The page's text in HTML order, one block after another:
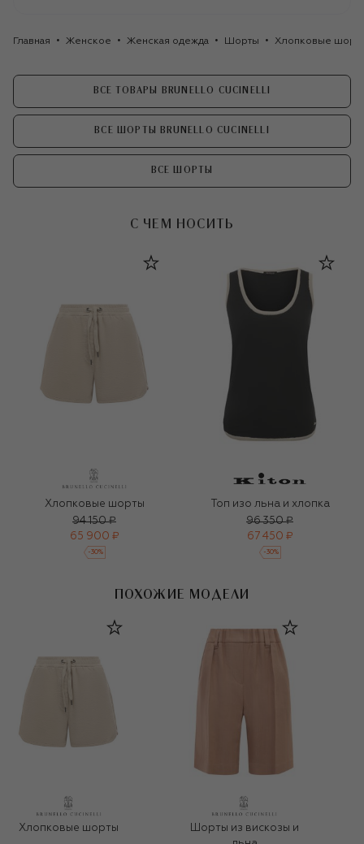
Главная Женское Женская одежда Шорты Хлопковые
ВСЕ ТОВАРЫ BRUNELLO CUCINELLI
ВСЕ ШОРТЫ BRUNELLO CUCINELLI
ВСЕ ШОРТЫ
С ЧЕМ НОСИТЬ
Хлопковые шорты
94 150 ₽
65 900 ₽
-30%
Топ изо льна и хлопка
96 350 ₽
67 450 ₽
-30%
ПОХОЖИЕ МОДЕЛИ
Хлопковые шорты
Шорты из вискозы и